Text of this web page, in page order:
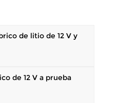
de litio de 12 V y
de 12 V a prueba